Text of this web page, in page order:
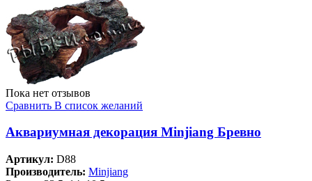
Пока нет отзывов
Сравнить В список желаний
Аквариумная декорация Minjiang Бревно
Артикул: D88
Производитель: Minjiang